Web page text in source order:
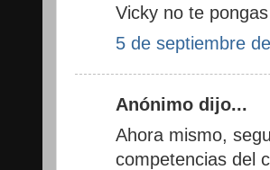
Vicky no te
5 de septiembre
Anónimo dijo...
Ahora mismo,
competencias del